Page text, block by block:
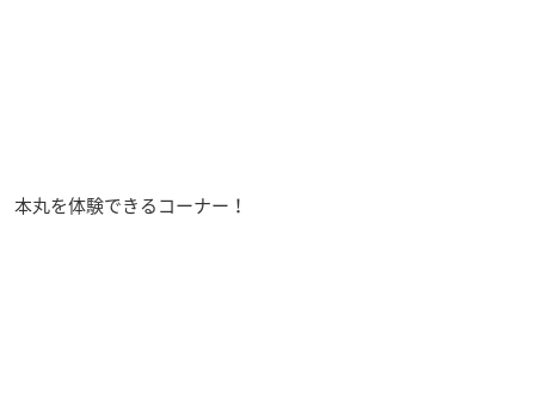
本丸を体験できるコーナー！